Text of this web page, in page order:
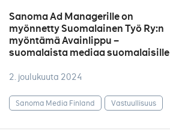
Sanoma Ad Managerille on
myönnetty Suomalainen Työ Ry:n
myöntämä Avainlippu –
suomalaista mediaa suomalaisille
2. joulukuuta 2024
Sanoma Media Finland Vastuullisuus